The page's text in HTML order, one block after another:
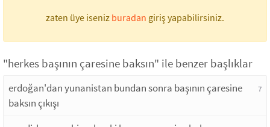
zaten üye iseniz buradan giriş yapabilirsiniz.
"herkes başının çaresine baksın" ile benzer başlıklar
erdoğan'dan yunanistan bundan sonra başının çaresine
baksın çıkışı
7